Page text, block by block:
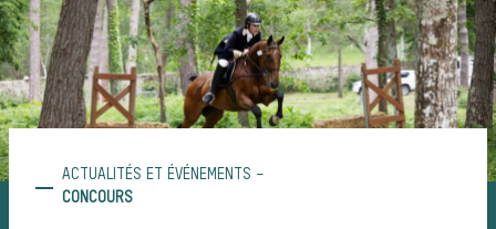
ACTUALITÉS ET ÉVÉNEMENTS –
CONCOURS